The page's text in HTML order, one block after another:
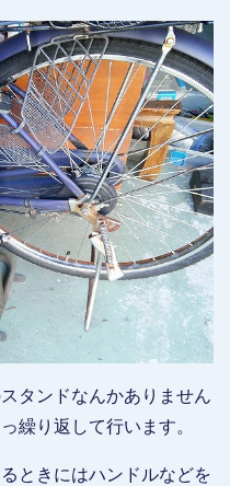
タンドなんかありません
繰り返して行います。
ときにはハンドルなどを